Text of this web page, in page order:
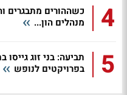
4
כשההורים מתבגרים
מנהלים הון...
5
תביעה: בני זוג
בפרויקטים לנופש